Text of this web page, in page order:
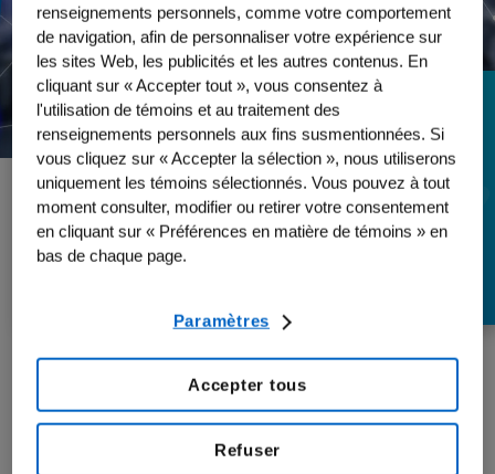
01.11.2023
Les conséquences
cachées de
l’ostéoporose
renseignements personnels, comme votre comportement
de navigation, afin de personnaliser votre expérience sur
les sites Web, les publicités et les autres contenus. En
cliquant sur « Accepter tout », vous consentez à
l'utilisation de témoins et au traitement des
renseignements personnels aux fins susmentionnées. Si
vous cliquez sur « Accepter la sélection », nous utiliserons
uniquement les témoins sélectionnés. Vous pouvez à tout
moment consulter, modifier ou retirer votre consentement
en cliquant sur « Préférences en matière de témoins » en
bas de chaque page.
Paramètres
Refuser
Accepter tous